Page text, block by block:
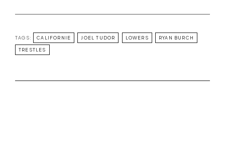
TAGS: CALIFORNIE JOEL TUDOR LOWERS RYAN BURCH
TRESTLES